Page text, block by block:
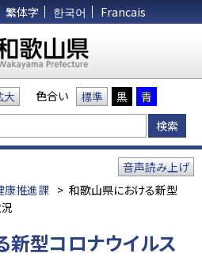
繁体字 한국어 Francais
大 色合い 標準 黒 青
康推進課 > 和歌山県における新型
音声読み上げ
新型コロナウイルス